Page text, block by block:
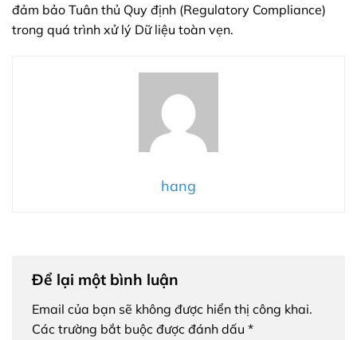
đảm bảo Tuân thủ Quy định (Regulatory Compliance)
trong quá trình xử lý Dữ liệu toàn vẹn.
hang
Để lại một bình luận
Email của bạn sẽ không được hiển thị công khai.
Các trường bắt buộc được đánh dấu *